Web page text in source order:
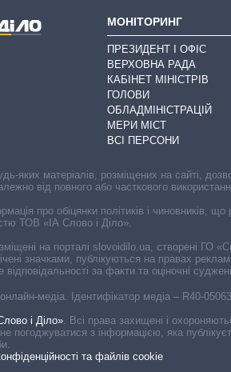
МОНІТОРИНГ
ПРЕЗИДЕНТ І ОФІС
ВЕРХОВНА РАДА
КАБІНЕТ МІНІСТРІВ
ГОЛОВИ
ОБЛАДМІНІСТРАЦІЙ
МЕРИ МІСТ
ВСІ ПЕРСОНИ
медіа. Ідентифікатор медіа – R40-05063
і Діло»
Всі права захищені і
погоджуватися з інформацією, яка
та файлів cookie
яких матеріалів, розміщених на сайті,
від повного або часткового
про обіцянки політиків і чиновників,
ТОВ «ІА Слово і Діло».
на порталі slovoidilo.ua, створені ГО
значками, публікуються на правах
відповідальності за факти та оціночні